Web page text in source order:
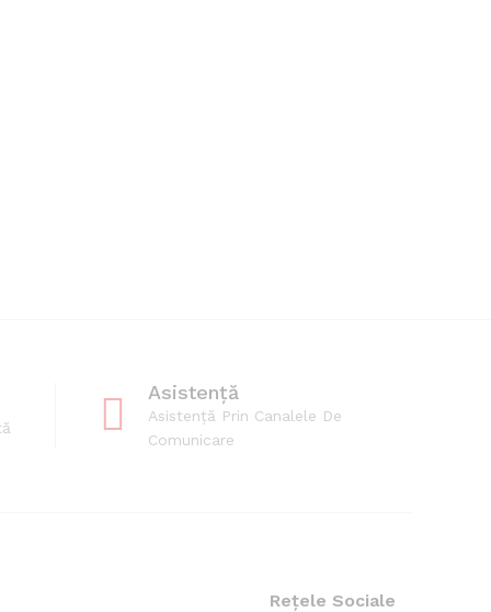
Asistență
Asistență Prin Canalele De
Comunicare
Rețele Sociale